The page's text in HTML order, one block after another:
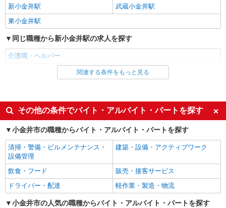
新小金井駅
武蔵小金井駅
東小金井駅
同じ職種から新小金井駅の求人を探す
介護職・ヘルパー
同じ雇用形態から新小金井駅の求人を探す
同じ特徴から新小金井駅の求人を探す
入社日応相談
未経験歓迎
経験者・有資格者歓迎
新卒・第二新卒歓迎
女性活躍中
フリーター歓迎
学歴不問
ブランクOK
ミドル（40代～）活躍中
エルダー（50代～）活躍中
シニア（60代～）活躍中
関連する条件をもっと見る
その他の条件でバイト・アルバイト・パートを探す
小金井市の職種からバイト・アルバイト・パートを探す
清掃・警備・ビルメンテナンス・
設備管理
建築・設備・アクティブワーク
飲食・フード
販売・接客サービス
ドライバー・配達
軽作業・製造・物流
小金井市の人気の職種からバイト・アルバイト・パートを探す